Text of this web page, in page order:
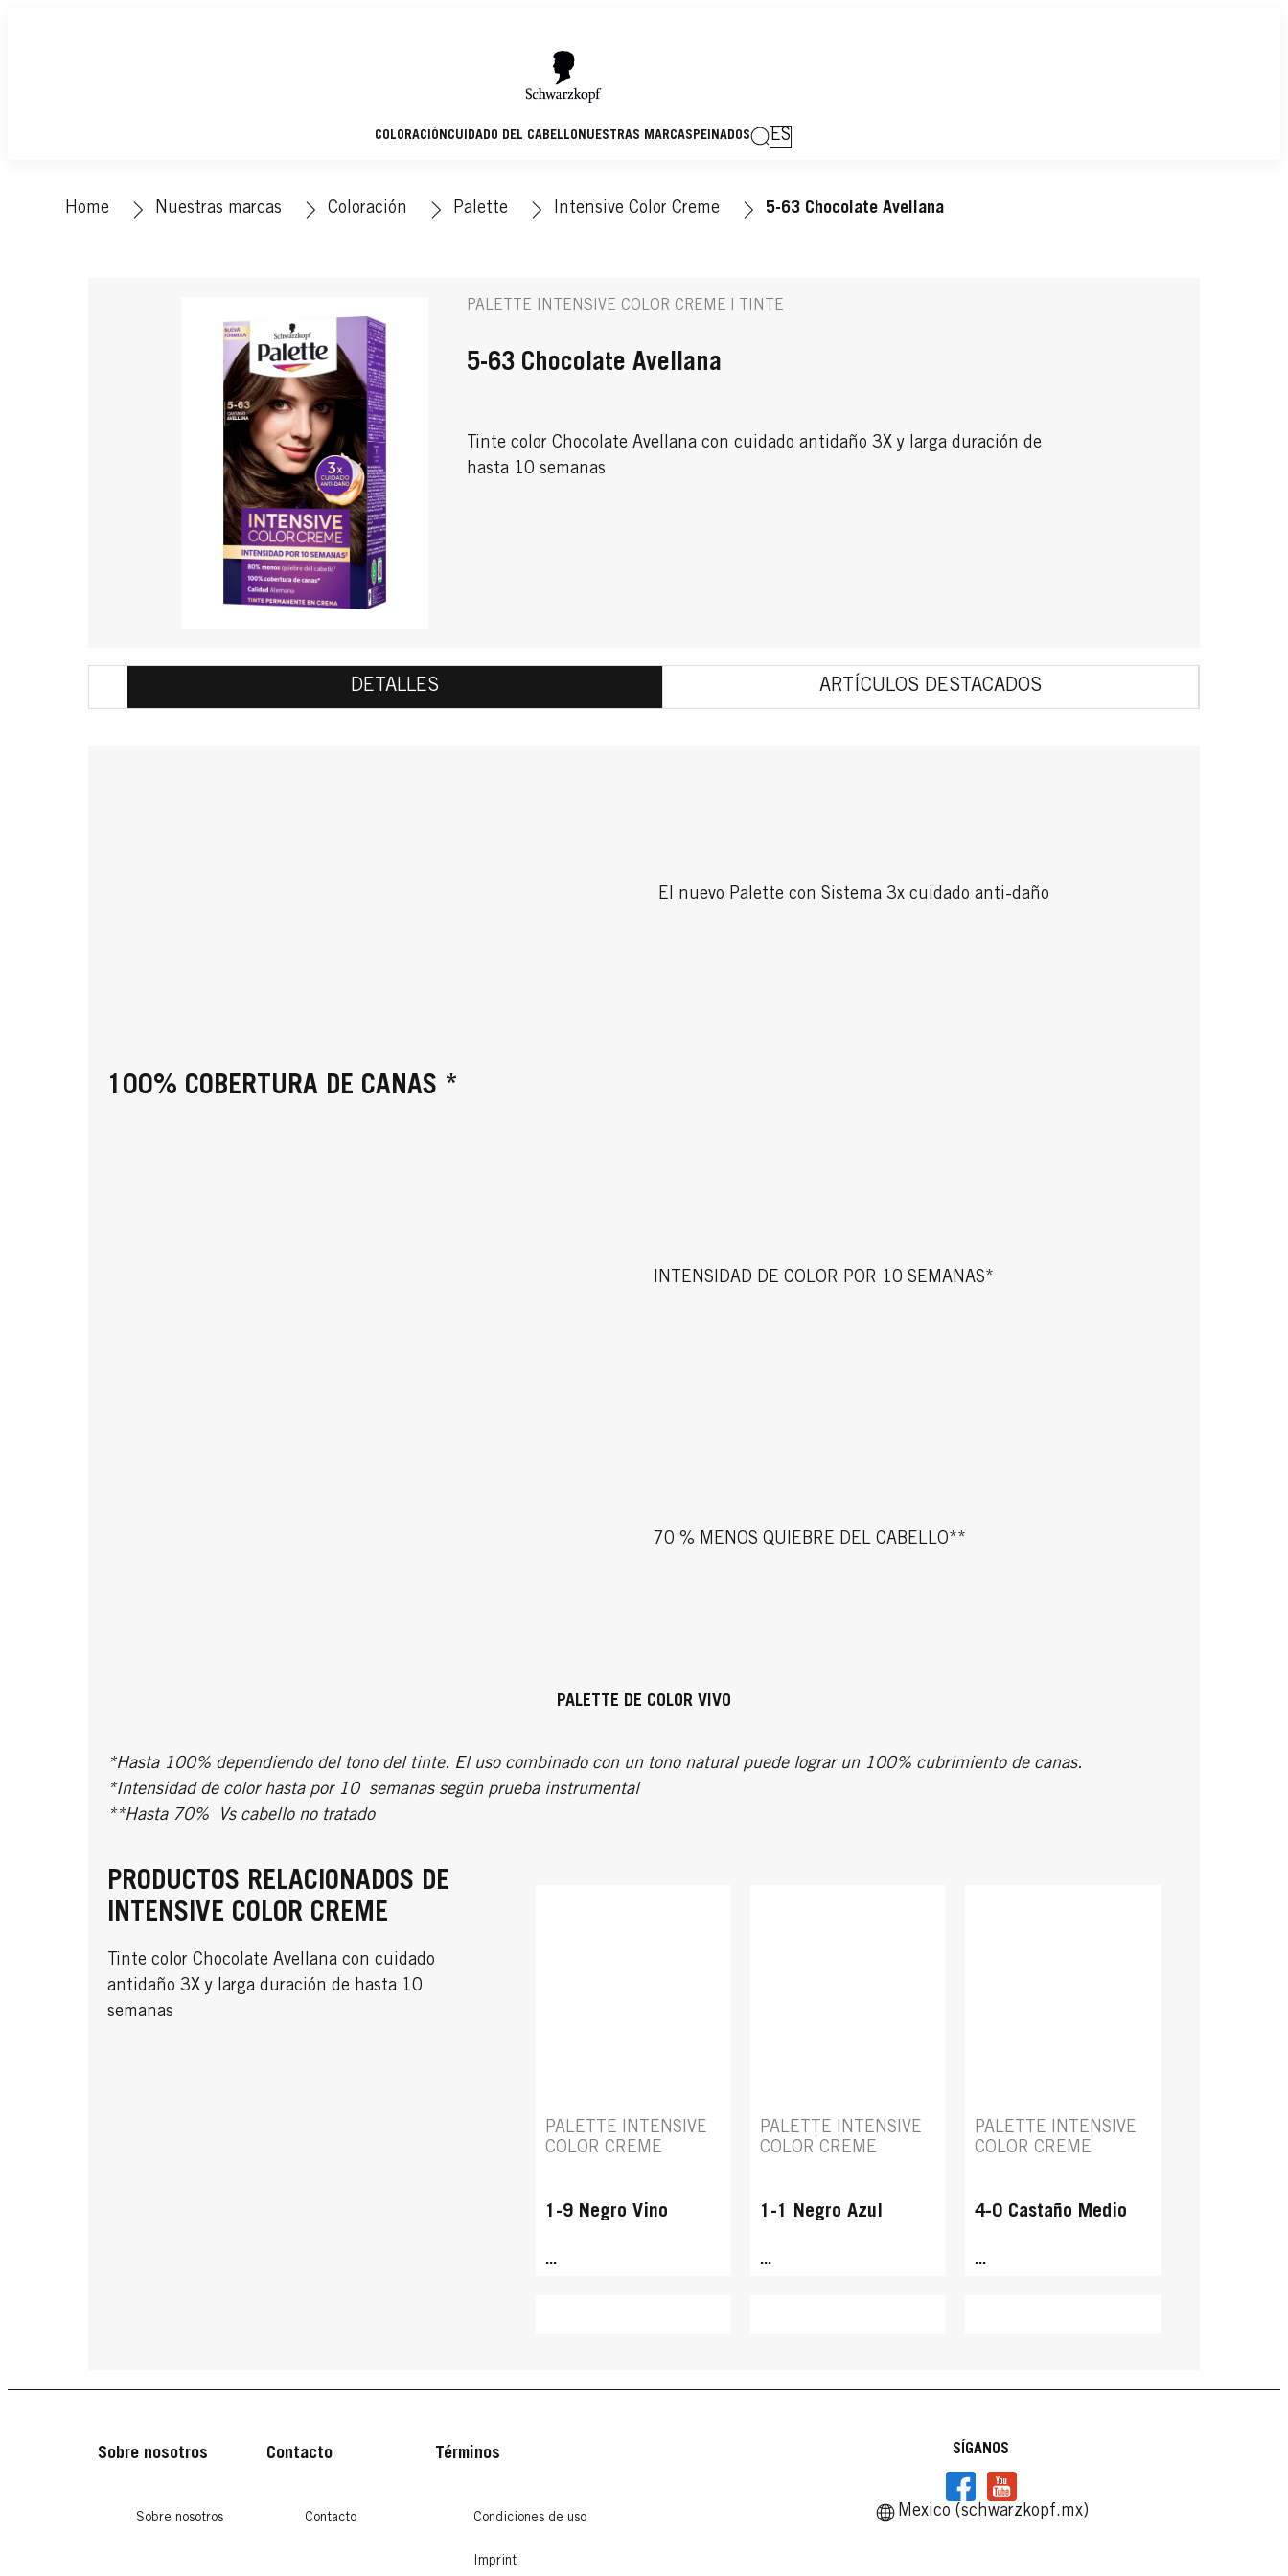
COLORACIÓNCUIDADO DEL CABELLONUESTRAS MARCASPEINADOS ES
Home Nuestras marcas Coloración Palette Intensive Color Creme 5-63 Chocolate Avellana
PALETTE INTENSIVE COLOR CREME | TINTE
5-63 Chocolate Avellana
Tinte color Chocolate Avellana con cuidado antidaño 3X y larga duración de
hasta 10 semanas
DETALLES ARTÍCULOS DESTACADOS
El nuevo Palette con Sistema 3x cuidado anti-daño
100% COBERTURA DE CANAS *
INTENSIDAD DE COLOR POR 10 SEMANAS*
70 % MENOS QUIEBRE DEL CABELLO**
PALETTE DE COLOR VIVO
*Hasta 100% dependiendo del tono del tinte. El uso combinado con un tono natural puede lograr un 100% cubrimiento de canas.
*Intensidad de color hasta por 10 semanas según prueba instrumental
**Hasta 70% Vs cabello no tratado
PRODUCTOS RELACIONADOS DE
INTENSIVE COLOR CREME
Tinte color Chocolate Avellana con cuidado
antidaño 3X y larga duración de hasta 10
semanas
PALETTE INTENSIVE
COLOR CREME
1-9 Negro Vino
...
PALETTE INTENSIVE
COLOR CREME
1-1 Negro Azul
...
PALETTE INTENSIVE
COLOR CREME
4-0 Castaño Medio
...
Sobre nosotros
Sobre nosotros
Contacto
Contacto
Términos
Condiciones de uso
Imprint
SÍGANOS
Mexico (schwarzkopf.mx)